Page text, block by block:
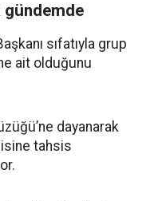
gündemde
sıfatıyla grup
ait olduğunu
dayanarak
tahsis